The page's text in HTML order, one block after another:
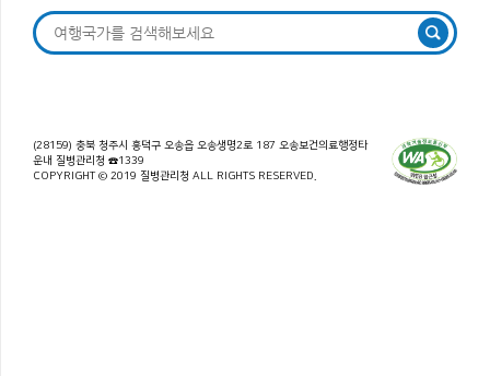
(28159) 충북 청주시 흥덕구 오송읍 오송생명2로 187 오송보건의료행정타
운내 질병관리청 ☎1339
COPYRIGHT © 2019 질병관리청 ALL RIGHTS RESERVED.